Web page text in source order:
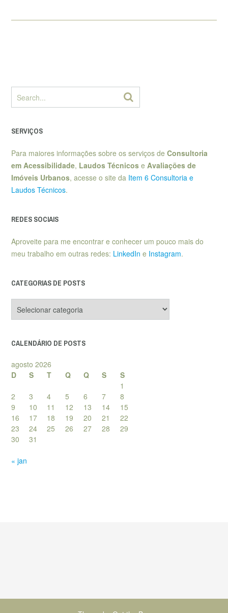
SERVIÇOS
Para maiores informações sobre os serviços de Consultoria
em Acessibilidade, Laudos Técnicos e Avaliações de
Imóveis Urbanos, acesse o site da Item 6 Consultoria e
Laudos Técnicos.
REDES SOCIAIS
Aproveite para me encontrar e conhecer um pouco mais do
meu trabalho em outras redes: LinkedIn e Instagram.
CATEGORIAS DE POSTS
de
CALENDÁRIO DE POSTS
agosto 2026
D
S T Q Q S
S
1
2
3 4 5 6 7
8
9
10 11 12 13 14
15
16
17 18 19 20 21
22
23
24 25 26 27 28
29
30
31
« jan